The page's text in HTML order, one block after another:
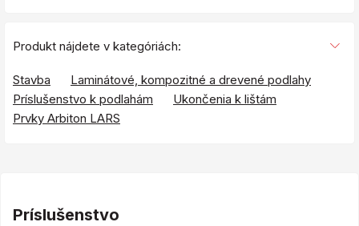
Produkt nájdete v kategóriách:
Stavba
Laminátové, kompozitné a drevené podlahy
Príslušenstvo k podlahám
Ukončenia k lištám
Prvky Arbiton LARS
Príslušenstvo